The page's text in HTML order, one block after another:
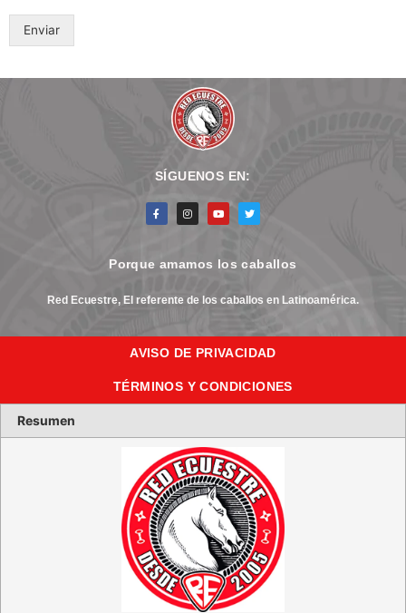
Enviar
SÍGUENOS EN:
F
a
c
o
f
I
n
s
r
Y
o
u
e
T
w
i
r
Porque amamos los caballos
Red Ecuestre, El referente de los caballos en Latinoamérica.
AVISO DE PRIVACIDAD
TÉRMINOS Y CONDICIONES
Resumen